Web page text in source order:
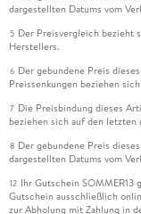
dargestellten Datums vom
5 Der Preisvergleich bezieht
Herstellers.
6 Der gebundene Preis
Preissenkungen beziehen
7 Die Preisbindung dieses
beziehen sich auf den letzten
8 Der gebundene Preis
dargestellten Datums vom
12 Ihr Gutschein
Gutschein ausschließlich
zur Abholung mit Zahlung in